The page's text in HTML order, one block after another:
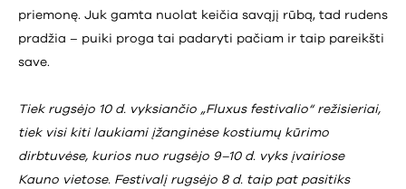
priemonę. Juk gamta nuolat keičia savąjį rūbą, tad rudens
pradžia – puiki proga tai padaryti pačiam ir taip pareikšti
save.
Tiek rugsėjo 10 d. vyksiančio „Fluxus festivalio“ režisieriai,
tiek visi kiti laukiami įžanginėse kostiumų kūrimo
dirbtuvėse, kurios nuo rugsėjo 9–10 d. vyks įvairiose
Kauno vietose. Festivalį rugsėjo 8 d. taip pat pasitiks